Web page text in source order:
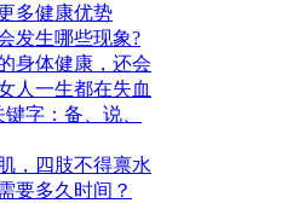
多健康优势
发生哪些现象?
身体健康，还会
人一生都在失血
字：备、说、
，四肢不得禀水
要多久时间？